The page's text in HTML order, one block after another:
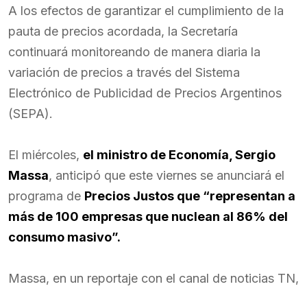
A los efectos de garantizar el cumplimiento de la
pauta de precios acordada, la Secretaría
continuará monitoreando de manera diaria la
variación de precios a través del Sistema
Electrónico de Publicidad de Precios Argentinos
(SEPA).
El miércoles, el ministro de Economía, Sergio
Massa, anticipó que este viernes se anunciará el
programa de Precios Justos que “representan a
más de 100 empresas que nuclean al 86% del
consumo masivo”.
Massa, en un reportaje con el canal de noticias TN,